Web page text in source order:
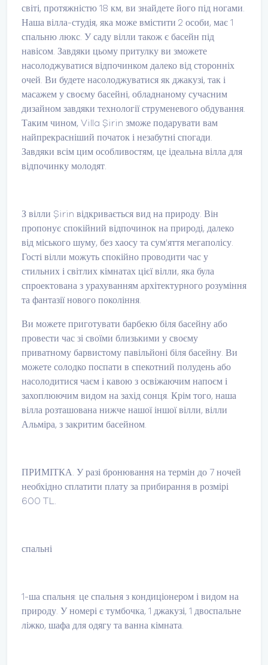
світі, протяжністю 18 км, ви знайдете його під ногами.
Наша вілла-студія, яка може вмістити 2 особи, має 1
спальню люкс. У саду вілли також є басейн під
навісом. Завдяки цьому притулку ви зможете
насолоджуватися відпочинком далеко від сторонніх
очей. Ви будете насолоджуватися як джакузі, так і
масажем у своєму басейні, обладнаному сучасним
дизайном завдяки технології струменевого обдування.
Таким чином, Villa Şirin зможе подарувати вам
найпрекрасніший початок і незабутні спогади.
Завдяки всім цим особливостям, це ідеальна вілла для
відпочинку молодят.
З вілли Şirin відкривається вид на природу. Він
пропонує спокійний відпочинок на природі, далеко
від міського шуму, без хаосу та сум'яття мегаполісу.
Гості вілли можуть спокійно проводити час у
стильних і світлих кімнатах цієї вілли, яка була
спроектована з урахуванням архітектурного розуміння
та фантазії нового покоління.
Ви можете приготувати барбекю біля басейну або
провести час зі своїми близькими у своєму
приватному барвистому павільйоні біля басейну. Ви
можете солодко поспати в спекотний полудень або
насолодитися чаєм і кавою з освіжаючим напоєм і
захоплюючим видом на захід сонця. Крім того, наша
вілла розташована нижче нашої іншої вілли, вілли
Альміра, з закритим басейном.
ПРИМІТКА. У разі бронювання на термін до 7 ночей
необхідно сплатити плату за прибирання в розмірі
600 TL.
спальні
1-ша спальня: це спальня з кондиціонером і видом на
природу. У номері є тумбочка, 1 джакузі, 1 двоспальне
ліжко, шафа для одягу та ванна кімната.